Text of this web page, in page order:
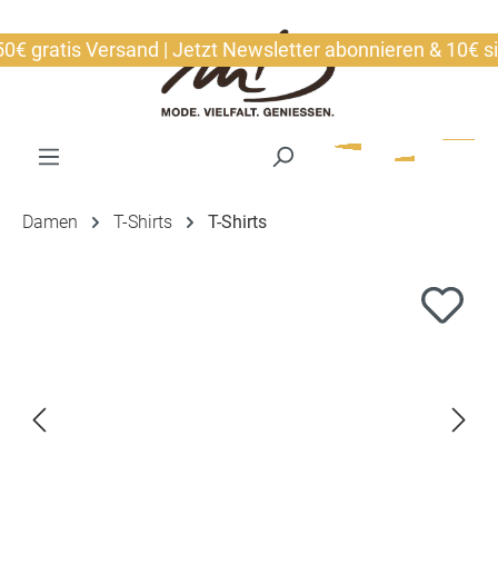
Versand | Jetzt Newsletter abonnieren & 10€
Damen T-Shirts T-Shirts